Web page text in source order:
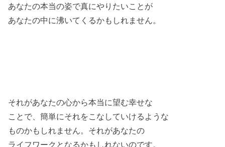
あなたの本当の姿で真にやりたいことが
あなたの中に沸いてくるかもしれません。
それがあなたの心から本当に望む幸せな
ことで、簡単にそれをこなしていけるような
ものかもしれません。それがあなたの
ライフワークとなるかもしれないのです。